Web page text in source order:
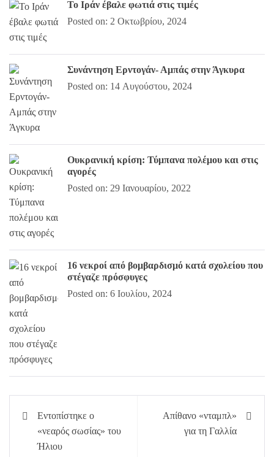
Το Ιράν έβαλε φωτιά στις τιμές
Posted on: 2 Οκτωβρίου, 2024
Συνάντηση Ερντογάν- Αμπάς στην Άγκυρα
Posted on: 14 Αυγούστου, 2024
Ουκρανική κρίση: Τύμπανα πολέμου και στις
αγορές
Posted on: 29 Ιανουαρίου, 2022
16 νεκροί από βομβαρδισμό κατά σχολείου που
στέγαζε πρόσφυγες
Posted on: 6 Ιουλίου, 2024
Πλοήγηση
άρθρων
Εντοπίστηκε ο
«νεαρός σωσίας» του
Ήλιου
Απίθανο «νταμπλ»
για τη Γαλλία